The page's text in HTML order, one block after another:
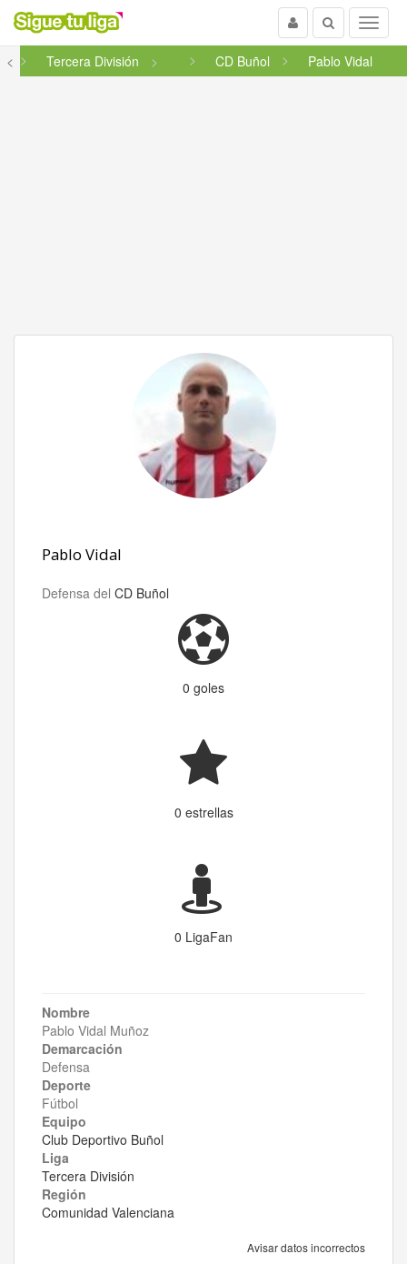
Menu
Buscar
Usuario
<
Tercera División CD Buñol Pablo Vidal
Pablo Vidal
Defensa del CD Buñol
0 goles
0 estrellas
0 LigaFan
Nombre
Pablo Vidal Muñoz
Demarcación
Defensa
Deporte
Fútbol
Equipo
Club Deportivo Buñol
Liga
Tercera División
Región
Comunidad Valenciana
Avisar datos incorrectos